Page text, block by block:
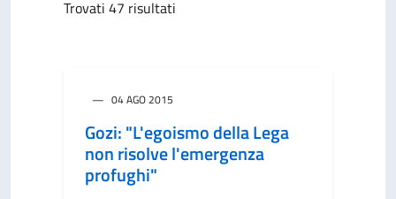
Trovati 47 risultati
04 AGO 2015
Gozi: "L'egoismo della Lega
non risolve l'emergenza
profughi"